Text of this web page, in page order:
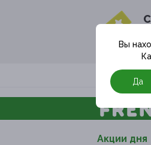
Москва
Акции дня
Вы
Да